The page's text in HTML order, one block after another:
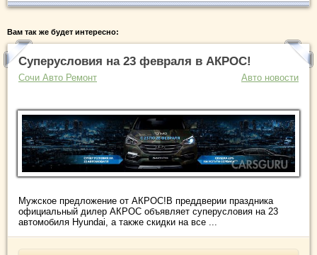
Вам так же будет интересно:
Суперусловия на 23 февраля в АКРОС!
Сочи Авто Ремонт Авто новости
Мужское предложение от АКРОС!В преддверии праздника
официальный дилер АКРОС объявляет суперусловия на 23
автомобиля Hyundai, а также скидки на все ...